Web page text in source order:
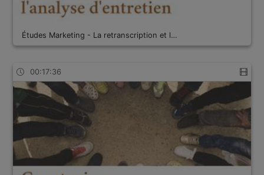
Études Marketing - La retranscription et l…
00:17:36